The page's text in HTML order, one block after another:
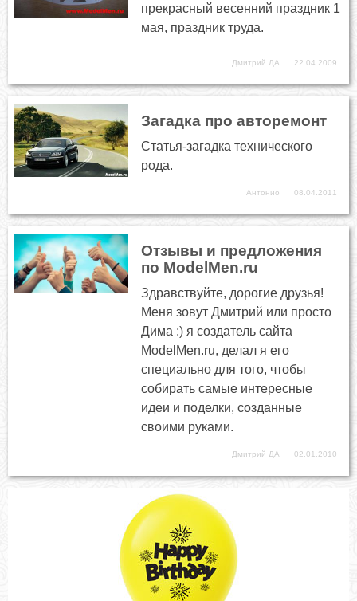
прекрасный весенний праздник 1
мая, праздник труда.
Дмитрий ДА 22.04.2009
Загадка про авторемонт
Статья-загадка технического
рода.
Антонио 08.04.2011
Отзывы и предложения
по ModelMen.ru
Здравствуйте, дорогие друзья!
Меня зовут Дмитрий или просто
Дима :) я создатель сайта
ModelMen.ru, делал я его
специально для того, чтобы
собирать самые интересные
идеи и поделки, созданные
своими руками.
Дмитрий ДА 02.01.2010